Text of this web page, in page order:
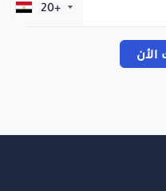
+20
الأن